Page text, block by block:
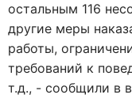
остальным 116
другие меры
работы,
требований к
т.д., - сообщили в